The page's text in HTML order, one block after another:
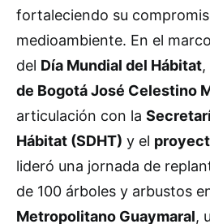
fortaleciendo su
medioambiente. En el
del Día Mundial del Hábitat,
de Bogotá José Celestino
articulación con la
Hábitat (SDHT) y el
lideró una jornada de
de 100 árboles y arbustos
Metropolitano Guaymaral,